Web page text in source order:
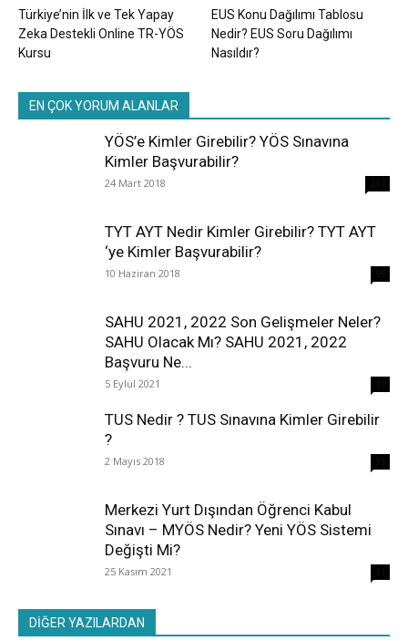
Türkiye’nin İlk ve Tek Yapay
Zeka Destekli Online TR-YÖS
Kursu
EUS Konu Dağılımı Tablosu
Nedir? EUS Soru Dağılımı
Nasıldır?
EN ÇOK YORUM ALANLAR
YÖS’e Kimler Girebilir? YÖS Sınavına
Kimler Başvurabilir?
24 Mart 2018
TYT AYT Nedir Kimler Girebilir? TYT AYT
‘ye Kimler Başvurabilir?
10 Haziran 2018
SAHU 2021, 2022 Son Gelişmeler Neler?
SAHU Olacak Mı? SAHU 2021, 2022
Başvuru Ne...
5 Eylül 2021
TUS Nedir ? TUS Sınavına Kimler Girebilir
?
2 Mayıs 2018
Merkezi Yurt Dışından Öğrenci Kabul
Sınavı – MYÖS Nedir? Yeni YÖS Sistemi
Değişti Mi?
25 Kasım 2021
DİĞER YAZILARDAN